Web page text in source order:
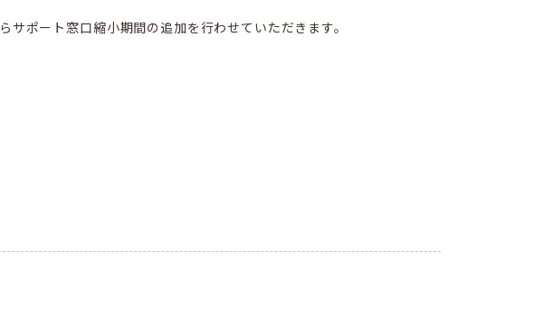
ポート窓口縮小期間の追加を行わせていただきます。